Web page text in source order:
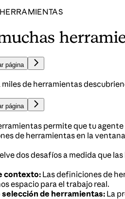
página
de herramientas
página
permite que tu
de herramientas en la
dos desafíos a medida que
contexto:Las definiciones de
espacio para el trabajo real.
selección de herramientas: La